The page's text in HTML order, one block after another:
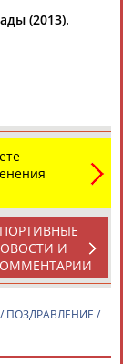
Артур
(2013).
И
ПОЗДРАВЛЕНИЕ /